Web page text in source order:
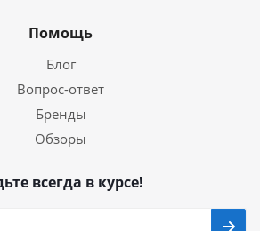
Помощь
Блог
Вопрос-ответ
Бренды
Обзоры
всегда в курсе!